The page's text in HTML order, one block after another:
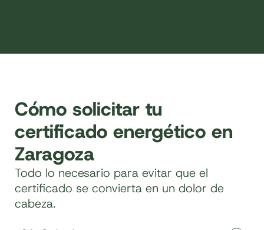
Cómo solicitar tu
certificado energético en
Zaragoza
Todo lo necesario para evitar que el
certificado se convierta en un dolor de
cabeza.